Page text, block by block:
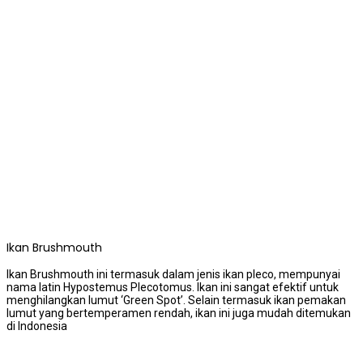
Ikan Brushmouth
Ikan Brushmouth ini termasuk dalam jenis ikan pleco, mempunyai
nama latin Hypostemus Plecotomus. Ikan ini sangat efektif untuk
menghilangkan lumut ‘Green Spot’. Selain termasuk ikan pemakan
lumut yang bertemperamen rendah, ikan ini juga mudah ditemukan
di Indonesia